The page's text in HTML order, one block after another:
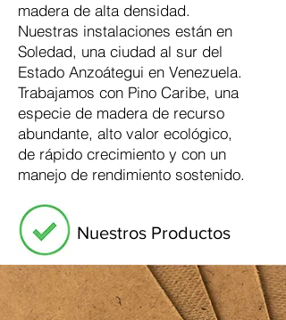
madera de alta densidad.
Nuestras instalaciones están en
Soledad, una ciudad al sur del
Estado Anzoátegui en Venezuela.
Trabajamos con Pino Caribe, una
especie de madera de recurso
abundante, alto valor ecológico,
de rápido crecimiento y con un
manejo de rendimiento sostenido.
Nuestros Productos